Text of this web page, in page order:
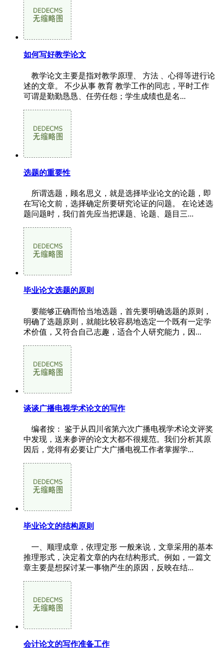
如何写好教学论文
教学论文主要是指对教学原理、 方法 、心得等进行论
述的文章。 不少从事 教育 教学工作的同志，平时工作
可谓是勤勤恳恳、任劳任怨；学生成绩也是名...
选题的重要性
所谓选题，顾名思义，就是选择毕业论文的论题，即
在写论文前，选择确定所要研究论证的问题。 在论述选
题问题时，我们首先应当把课题、论题、题目三...
毕业论文选题的原则
要能够正确而恰当地选题，首先要明确选题的原则，
明确了选题原则，就能比较容易地选定一个既有一定学
术价值，又符合自己志趣，适合个人研究能力，因...
谈谈广播电视学术论文的写作
编者按： 鉴于从四川省第六次广播电视学术论文评奖
中发现，送来参评的论文大都不很规范。我们分析其原
因后，觉得有必要让广大广播电视工作者掌握学...
毕业论文的结构原则
一、顺理成章，依理定形 一般来说，文章采用的基本
推理形式，决定着文章的内在结构形式。例如，一篇文
章主要是想探讨某一事物产生的原因，反映在结...
会计论文的写作准备工作